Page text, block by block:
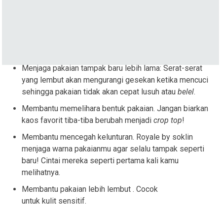
Menjaga pakaian tampak baru lebih lama: Serat-serat
yang lembut akan mengurangi gesekan ketika mencuci
sehingga pakaian tidak akan cepat lusuh ataubelel.
Membantu memelihara bentuk pakaian. Jangan biarkan
kaos favorit tiba-tiba berubah menjadicrop top!
Membantu mencegah kelunturan. Royale by soklin
menjaga warna pakaianmu agar selalu tampak seperti
baru! Cintai mereka seperti pertama kali kamu
melihatnya.
Membantu pakaian lebih lembut . Cocok
untuk kulit sensitif.